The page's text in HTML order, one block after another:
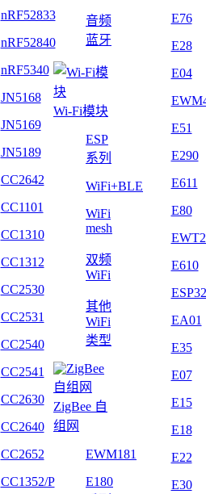
nRF52833
nRF52840
nRF5340
JN5168
JN5169
JN5189
CC2642
CC1101
CC1310
CC1312
CC2530
CC2531
CC2540
CC2541
CC2630
CC2640
CC2652
CC1352/P
音频
蓝牙
Wi-Fi模块
ESP
系列
WiFi+BLE
WiFi
mesh
双频
WiFi
其他
WiFi
类型
ZigBee 自
组网
EWM181
E180
E76
E28
E04
E51
E290
E611
E80
E610
ESP32
EA01
E35
E07
E15
E18
E22
E30